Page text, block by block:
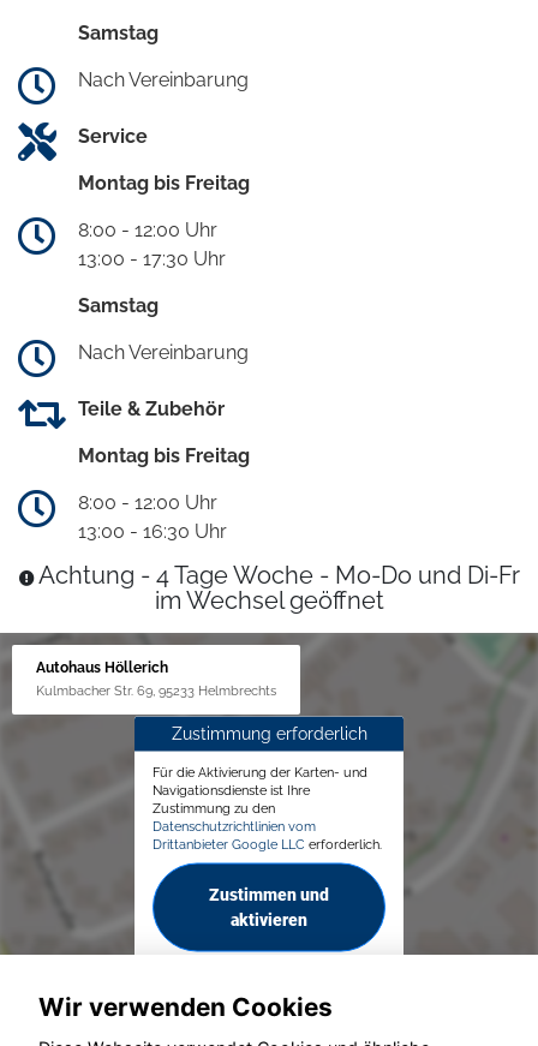
Samstag
Nach Vereinbarung
Service
Montag bis Freitag
8:00 - 12:00 Uhr
13:00 - 17:30 Uhr
Samstag
Nach Vereinbarung
Teile & Zubehör
Montag bis Freitag
8:00 - 12:00 Uhr
13:00 - 16:30 Uhr
Achtung - 4 Tage Woche - Mo-Do und Di-Fr
im Wechsel geöffnet
Autohaus Höllerich
Kulmbacher Str. 69, 95233 Helmbrechts
Zustimmung erforderlich
Für die Aktivierung der Karten- und
Navigationsdienste ist Ihre
Zustimmung zu den
Datenschutzrichtlinien vom
Drittanbieter Google LLC erforderlich.
Zustimmen und
aktivieren
Wir verwenden Cookies